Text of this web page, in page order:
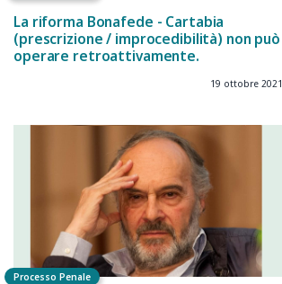
La riforma Bonafede - Cartabia
(prescrizione / improcedibilità) non può
operare retroattivamente.
19 ottobre 2021
Processo Penale